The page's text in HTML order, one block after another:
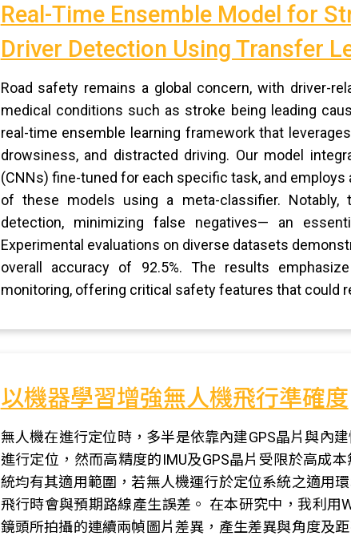
Real-Time Ensemble Model for
Driver Detection Using Transfer
Road safety remains a global concern, with driver-
medical conditions such as stroke being leading
real-time ensemble learning framework that
drowsiness, and distracted driving. Our model
(CNNs) fine-tuned for each specific task, and
of these models using a meta-classifier.
detection, minimizing false negatives— an
Experimental evaluations on diverse datasets
overall accuracy of 92.5%. The results
monitoring, offering critical safety features that could
以機器學習增強無人機飛行準確度
無人機在進行定位時，多半是依靠內建GPS晶片與內
進行定位，然而高精度的IMU及GPS晶片受限於高成
統均有其適用範圍，若無人機運行於定位系統之適用
飛行時會與預期路線產生誤差。 在本研究中，我利
鏡頭所拍攝的連續兩幀圖片差異，產生差異與角度及